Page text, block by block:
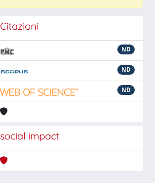
Citazioni
ND
ND
ND
social impact